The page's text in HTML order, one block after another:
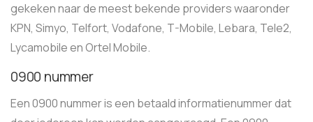
gekeken naar de meest bekende providers waaronder
KPN, Simyo, Telfort, Vodafone, T-Mobile, Lebara, Tele2,
Lycamobile en Ortel Mobile.
0900 nummer
Een 0900 nummer is een betaald informatienummer dat